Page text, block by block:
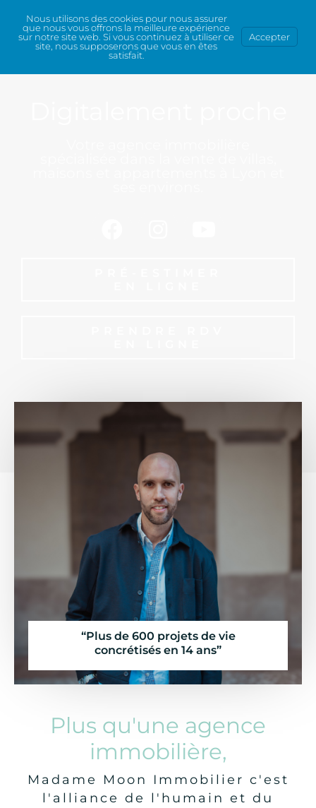
“Plus de 600 projets de vie
concrétisés en 14 ans”
Plus qu'une agence
immobilière,
Madame Moon Immobilier c'est
l'alliance de l'humain et du
Nous utilisons des cookies pour nous assurer
que nous vous offrons la meilleure expérience
sur notre site web. Si vous continuez à utiliser ce
site, nous supposerons que vous en êtes
satisfait.
Accepter